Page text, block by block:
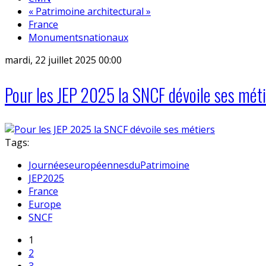
« Patrimoine architectural »
France
Monumentsnationaux
mardi, 22 juillet 2025 00:00
Pour les JEP 2025 la SNCF dévoile ses
Tags:
JournéeseuropéennesduPatrimoine
JEP2025
France
Europe
SNCF
1
2